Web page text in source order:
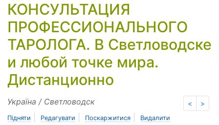
КОНСУЛЬТАЦИЯ
ПРОФЕССИОНАЛЬНОГО
ТАРОЛОГА. В Светловодске
и любой точке мира.
Дистанционно
< >
Україна / Светловодск
Підняти Редагувати Поскаржитися Видалити